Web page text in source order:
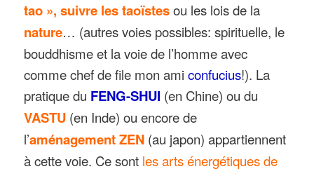
tao », suivre les taoïstesou les lois de la
nature… (autres voies possibles: spirituelle, le
bouddhisme et la voie de l’homme avec
comme chef de file mon amiconfucius!). La
pratique du FENG-SHUI (en Chine) ou du
VASTU (en Inde) ou encore de
l’aménagementZEN (au japon) appartiennent
à cette voie. Ce sont les arts énergétiques de